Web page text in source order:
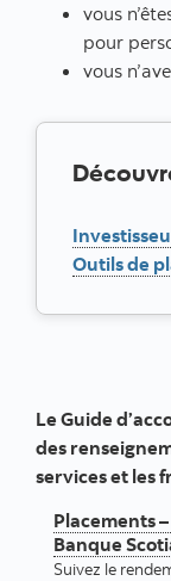
vous
pour
vous
Outils de
Le Guide
des
services et les
Placements
Banque
Suivez le